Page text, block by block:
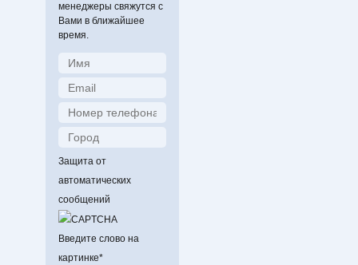
менеджеры свяжутся с
Вами в ближайшее
время.
Защита от
автоматических
сообщений
Введите слово на
картинке*